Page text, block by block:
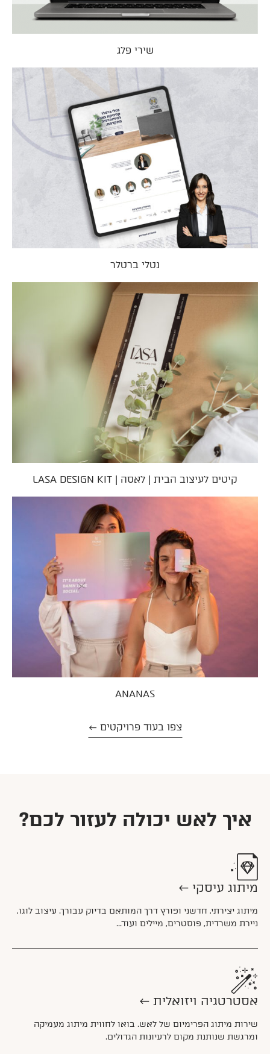
שירי פלג
נטלי ברטלר
קיטים לעיצוב הבית | לאסה | LASA DESIGN KIT
ANANAS
צפו בעוד פרויקטים ←
איך לאש יכולה לעזור לכם?
מיתוג עיסקי ←
מיתוג יצירתי, חדשני ופורץ דרך המותאם בדיוק עבורך. עיצוב לוגו,
ניירת משרדית, פוסטרים, מיילים ועוד...
אסטרטגיה ויזואלית ←
שירות מיתוג הפרימיום של לאש. בואו לחווית מיתוג מעמיקה
ומרגשת שנותנת מקום לרעיונות הגדולים.